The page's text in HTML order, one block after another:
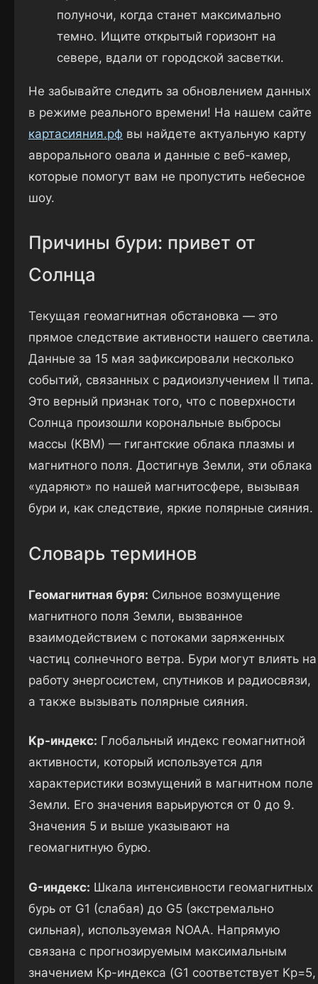
полуночи, когда станет максимально
темно. Ищите открытый горизонт на
севере, вдали от городской засветки.
Не забывайте следить за обновлением данных
в режиме реального времени! На нашем сайте
картасияния.рф вы найдете актуальную карту
аврорального овала и данные с веб-камер,
которые помогут вам не пропустить небесное
шоу.
Причины бури: привет от
Солнца
Текущая геомагнитная обстановка — это
прямое следствие активности нашего светила.
Данные за 15 мая зафиксировали несколько
событий, связанных с радиоизлучением II типа.
Это верный признак того, что с поверхности
Солнца произошли корональные выбросы
массы (КВМ) — гигантские облака плазмы и
магнитного поля. Достигнув Земли, эти облака
«ударяют» по нашей магнитосфере, вызывая
бури и, как следствие, яркие полярные сияния.
Словарь терминов
Геомагнитная буря: Сильное возмущение
магнитного поля Земли, вызванное
взаимодействием с потоками заряженных
частиц солнечного ветра. Бури могут влиять на
работу энергосистем, спутников и радиосвязи,
а также вызывать полярные сияния.
Kр-индекс: Глобальный индекс геомагнитной
активности, который используется для
характеристики возмущений в магнитном поле
Земли. Его значения варьируются от 0 до 9.
Значения 5 и выше указывают на
геомагнитную бурю.
G-индекс: Шкала интенсивности геомагнитных
бурь от G1 (слабая) до G5 (экстремально
сильная), используемая NOAA. Напрямую
связана с прогнозируемым максимальным
значением Кр-индекса (G1 соответствует Кр=5,